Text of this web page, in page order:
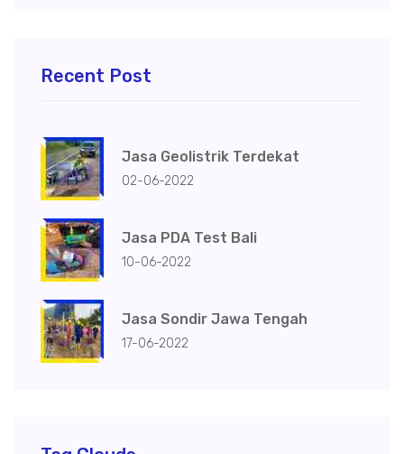
Recent Post
Jasa Geolistrik Terdekat
02-06-2022
Jasa PDA Test Bali
10-06-2022
Jasa Sondir Jawa Tengah
17-06-2022